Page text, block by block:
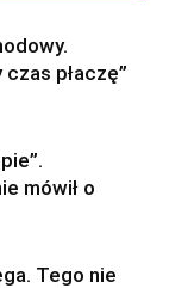
płaczę”
mówił o
Tego nie